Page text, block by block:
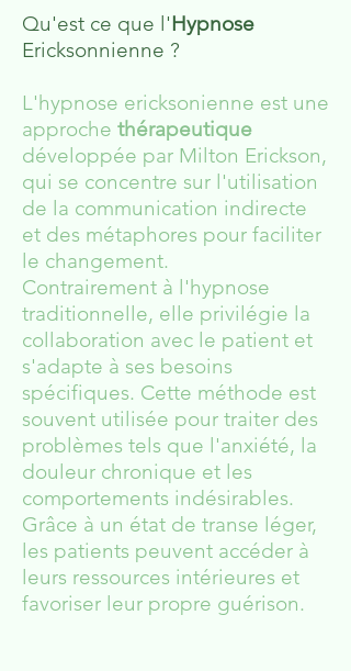
Qu'est ce que l'Hypnose
Ericksonnienne ?
L'hypnose ericksonienne est une
approche thérapeutique
développée par Milton Erickson,
qui se concentre sur l'utilisation
de la communication indirecte
et des métaphores pour faciliter
le changement.
Contrairement à l'hypnose
traditionnelle, elle privilégie la
collaboration avec le patient et
s'adapte à ses besoins
spécifiques. Cette méthode est
souvent utilisée pour traiter des
problèmes tels que l'anxiété, la
douleur chronique et les
comportements indésirables.
Grâce à un état de transe léger,
les patients peuvent accéder à
leurs ressources intérieures et
favoriser leur propre guérison.